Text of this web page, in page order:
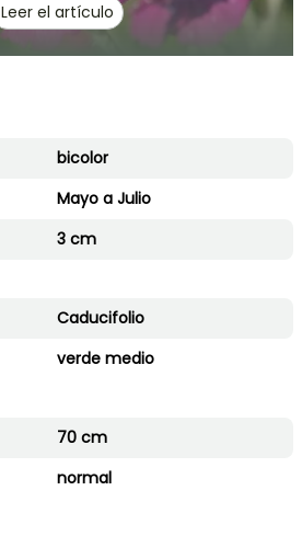
Leer el artículo
bicolor
Mayo a Julio
3 cm
Caducifolio
verde medio
70 cm
normal